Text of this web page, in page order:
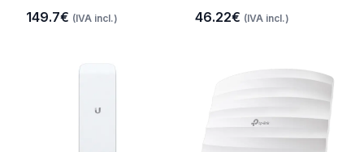
149.7€ (IVA incl.) 46.22€ (IVA incl.)